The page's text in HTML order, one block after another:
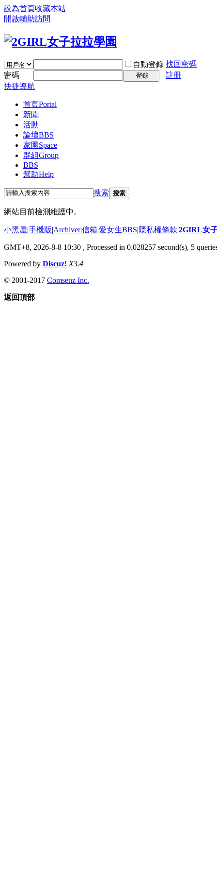
設為首頁收藏本站
開啟輔助訪問
自動登錄 找回密碼
密碼
登錄
註冊
快捷導航
首頁Portal
新聞
活動
論壇BBS
家園 Space
群組Group
BBS
幫助Help
搜索 搜索
網站目前檢測維護中。
小黑屋|手機版|Archiver|信箱|愛女生BBS|隱私權條款|2GIRL女
GMT+8, 2026-8-8 10:30 , Processed in 0.028257 second(s), 5
Powered by Discuz! X3.4
© 2001-2017 Comsenz Inc.
返回頂部